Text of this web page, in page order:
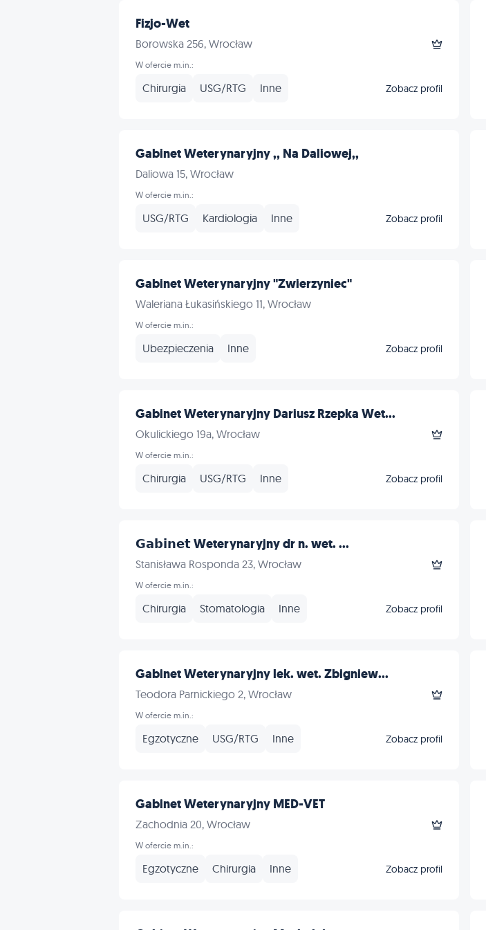
Fizjo-Wet
Borowska 256, Wrocław
W ofercie m.in.:
Chirurgia USG/RTG Inne Zobacz profil
Gabinet Weterynaryjny ,, Na Daliowej,,
Daliowa 15, Wrocław
W ofercie m.in.:
USG/RTG Kardiologia Inne Zobacz profil
Gabinet Weterynaryjny "Zwierzyniec"
Waleriana Łukasińskiego 11, Wrocław
W ofercie m.in.:
Ubezpieczenia Inne Zobacz profil
Gabinet Weterynaryjny Dariusz Rzepka Wet...
Okulickiego 19a, Wrocław
W ofercie m.in.:
Chirurgia USG/RTG Inne Zobacz profil
𝗚𝗮𝗯𝗶𝗻𝗲𝘁 Weterynaryjny dr n. wet. ...
Stanisława Rosponda 23, Wrocław
W ofercie m.in.:
Chirurgia Stomatologia Inne Zobacz profil
Gabinet Weterynaryjny lek. wet. Zbigniew...
Teodora Parnickiego 2, Wrocław
W ofercie m.in.:
Egzotyczne USG/RTG Inne Zobacz profil
Gabinet Weterynaryjny MED-VET
Zachodnia 20, Wrocław
W ofercie m.in.:
Egzotyczne Chirurgia Inne Zobacz profil